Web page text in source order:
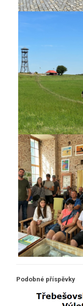
Podobné příspěvky